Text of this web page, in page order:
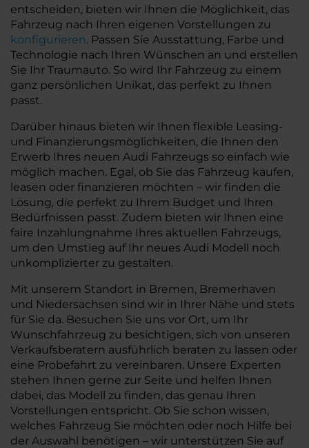
entscheiden, bieten wir Ihnen die Möglichkeit, das
Fahrzeug nach Ihren eigenen Vorstellungen zu
konfigurieren. Passen Sie Ausstattung, Farbe und
Technologie nach Ihren Wünschen an und erstellen
Sie Ihr Traumauto. So wird Ihr Fahrzeug zu einem
ganz persönlichen Unikat, das perfekt zu Ihnen
passt.
Darüber hinaus bieten wir Ihnen flexible Leasing-
und Finanzierungsmöglichkeiten, die Ihnen den
Erwerb Ihres neuen Audi Fahrzeugs so einfach wie
möglich machen. Egal, ob Sie das Fahrzeug kaufen,
leasen oder finanzieren möchten – wir finden die
Lösung, die perfekt zu Ihrem Budget und Ihren
Bedürfnissen passt. Zudem bieten wir Ihnen eine
faire Inzahlungnahme Ihres aktuellen Fahrzeugs,
um den Umstieg auf Ihr neues Audi Modell noch
unkomplizierter zu gestalten.
Mit unserem Standort in Bremen, Bremerhaven
und Niedersachsen sind wir in Ihrer Nähe und stets
für Sie da. Besuchen Sie uns vor Ort, um Ihr
Wunschfahrzeug zu besichtigen, sich von unseren
Verkaufsberatern ausführlich beraten zu lassen oder
eine Probefahrt zu vereinbaren. Unsere Experten
stehen Ihnen gerne zur Seite und helfen Ihnen
dabei, das Modell zu finden, das genau Ihren
Vorstellungen entspricht. Ob Sie schon wissen,
welches Fahrzeug Sie möchten oder noch Hilfe bei
der Auswahl benötigen – wir unterstützen Sie auf